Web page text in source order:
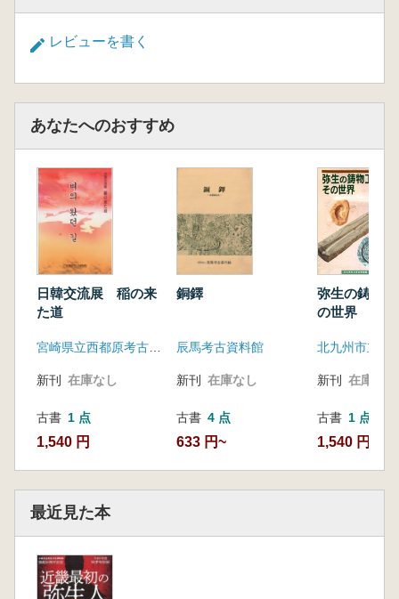
レビューを書く
あなたへのおすすめ
日韓交流展 稲の来
た道
新刊 在庫なし
古書 1 点
1,540 円
銅鐸
辰馬考古資料館
新刊 在庫なし
古書 4 点
633 円~
弥生の鋳物
の世界
北九州市立考
新刊 在庫なし
古書 1 点
1,540 円
最近見た本